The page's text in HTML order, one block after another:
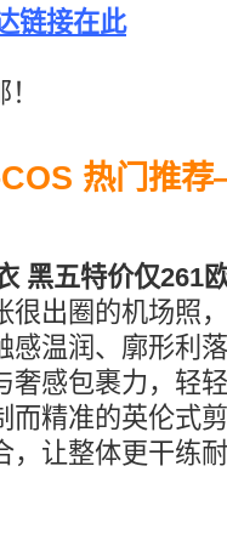
链接在此
热门推
黑五特价仅261
很出圈的机场照
感温润、廓形利
奢感包裹力，轻
而精准的英伦式
，让整体更干练